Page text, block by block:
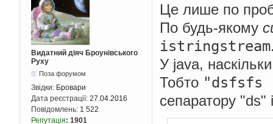
Видатний діяч Броунівського
Руху
Поза форумом
Звідки: Бровари
Дата реєстрації: 27.04.2016
Повідомлень: 1 522
Репутація: 1901
Це лише по
По будь-якому
istringstream
У java,
Тобто
сепаратору "ds"